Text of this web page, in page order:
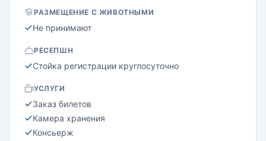
РАЗМЕЩЕНИЕ С ЖИВОТНЫМИ
Не принимают
РЕСЕПШН
Стойка регистрации круглосуточно
УСЛУГИ
Заказ билетов
Камера хранения
Консьерж